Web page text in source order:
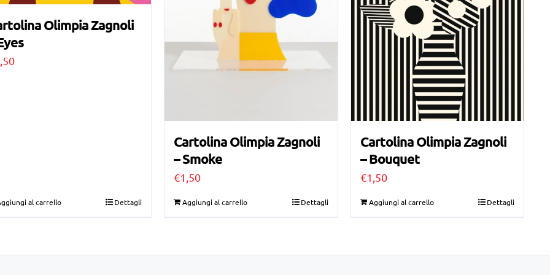
Olimpia Zagnoli
al carrello Dettagli
Cartolina Olimpia Zagnoli
– Smoke
€1,50
Aggiungi al carrello Dettagli
Cartolina Olimpia Zagnoli
– Bouquet
€1,50
Aggiungi al carrello Dettagli